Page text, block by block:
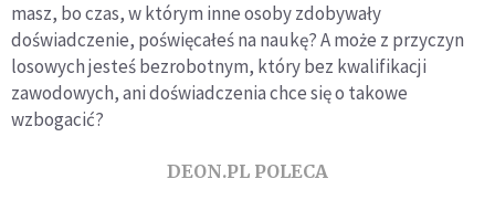
masz, bo czas, w którym inne osoby zdobywały
doświadczenie, poświęcałeś na naukę? A może z przyczyn
losowych jesteś bezrobotnym, który bez kwalifikacji
zawodowych, ani doświadczenia chce się o takowe
wzbogacić?
DEON.PL POLECA